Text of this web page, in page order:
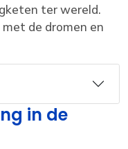
ter wereld.
de dromen en
in de